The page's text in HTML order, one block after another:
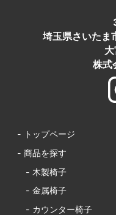
埼玉県さいたま
株式
- トップページ
- 商品を探す
- 木製椅子
- 金属椅子
- カウンター椅子